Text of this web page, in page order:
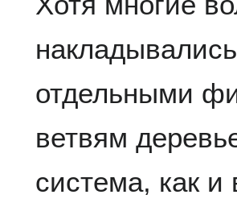
отдельными
ветвям
система, как и